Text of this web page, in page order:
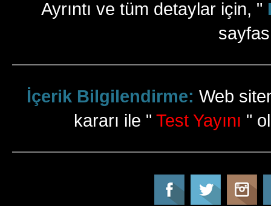
Ayrıntı ve tüm detaylar için, "
İçerik Bilgilendirme: Web
kararı ile " Test Yayını "